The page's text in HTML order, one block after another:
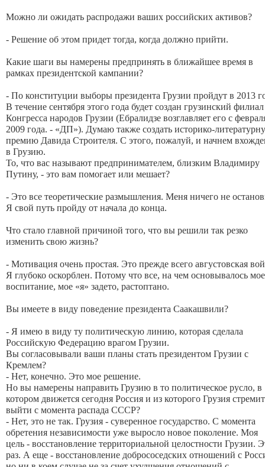
Можно ли ожидать распродажи ваших российских активов?
- Решение об этом придет тогда, когда должно прийти.
Какие шаги вы намерены предпринять в ближайшее время в
рамках президентской кампании?
- По конституции выборы президента Грузии пройдут в 2013
В течение сентября этого года будет создан грузинский филиал
Конгресса народов Грузии (Ебралидзе возглавляет его с
2009 года. - «ДП»). Думаю также создать историко-
премию Давида Строителя. С этого, пожалуй, и начнем
в Грузию.
То, что вас называют предпринимателем, близким Владимиру
Путину, - это вам помогает или мешает?
- Это все теоретические размышления. Меня ничего не
Я свой путь пройду от начала до конца.
Что стало главной причиной того, что вы решили так резко
изменить свою жизнь?
- Мотивация очень простая. Это прежде всего августовская
Я глубоко оскорблен. Потому что все, на чем основывалось мое
воспитание, мое «я» задето, растоптано.
Вы имеете в виду поведение президента Саакашвили?
- Я имею в виду ту политическую линию, которая сделала
Российскую Федерацию врагом Грузии.
Вы согласовывали ваши планы стать президентом Грузии с
Кремлем?
- Нет, конечно. Это мое решение.
Но вы намерены направить Грузию в то политическое русло, в
котором движется сегодня Россия и из которого Грузия
выйти с момента распада СССР?
- Нет, это не так. Грузия - суверенное государство. С момента
обретения независимости уже выросло новое поколение. Моя
цель - восстановление территориальной целостности Грузии.
раз. А еще - восстановление добрососедских отношений с